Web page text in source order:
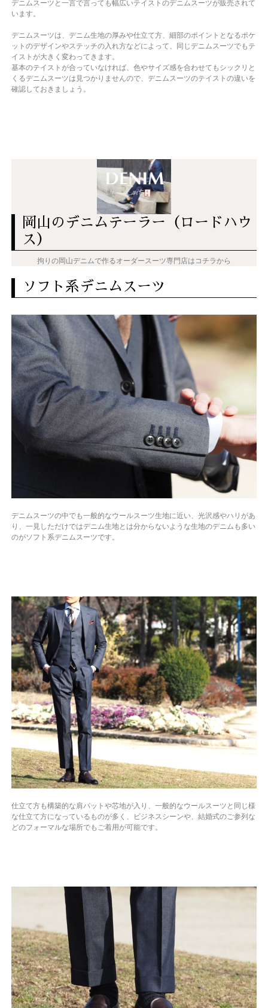
デニムスーツと一言で言っても幅広いテイストのデニムスーツが販売されて
います。
デニムスーツは、デニム生地の厚みや仕立て方、細部のポイントとなるポケ
ットのデザインやステッチの入れ方などによって、同じデニムスーツでもテ
イストが大きく変わってきます。
基本のテイストが合っていなければ、色やサイズ感を合わせてもシックリと
くるデニムスーツは見つかりませんので、デニムスーツのテイストの違いを
確認しておきましょう。
岡山のデニムテーラー（ロードハウ
ス）
拘りの岡山デニムで作るオーダースーツ専門店はコチラから
ソフト系デニムスーツ
デニムスーツの中でも一般的なウールスーツ生地に近い、光沢感やハリがあ
り、一見しただけではデニム生地とは分からないような生地のデニムも多い
のがソフト系デニムスーツです。
仕立て方も構築的な肩パットや芯地が入り、一般的なウールスーツと同じ様
な仕立て方になっているものが多く、ビジネスシーンや、結婚式のご参列な
どのフォーマルな場所でもご着用が可能です。